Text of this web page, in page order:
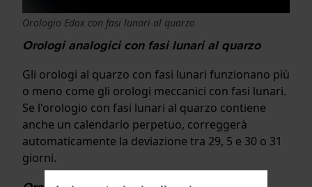
Orologio Edox con fasi lunari al quarzo
Orologi analogici con fasi lunari al quarzo
Gli orologi al quarzo con fasi lunari funzionano più
o meno come gli orologi meccanici con fasi lunari.
Se l'orologio con fasi lunari al quarzo contiene
anche un calendario perpetuo, correggerà
automaticamente la deviazione tra 29, 5 e 30 o 31
giorni.